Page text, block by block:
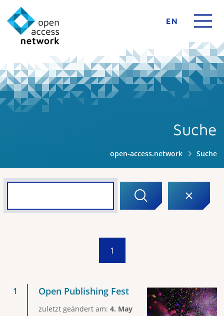
EN
Suche
open-access.network Suche
1
Open Publishing Fest
zuletzt geändert am: 4. May